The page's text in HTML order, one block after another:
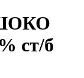
ст/б